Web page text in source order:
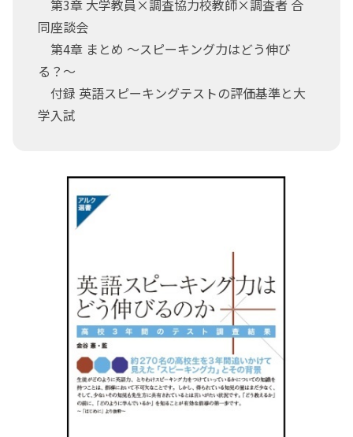
第3章 大学教員×調査協力校教師×調査者 合
同座談会
第4章 まとめ ～スピーキング力はどう伸び
る？～
付録 英語スピーキングテストの評価基準と大
学入試